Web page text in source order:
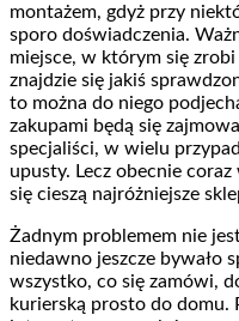
montażem, gdyż przy
sporo doświadczenia.
miejsce, w którym się
znajdzie się jakiś
to można do niego
zakupami będą się
specjaliści, w wielu
upusty. Lecz obecnie
się cieszą najróżniejsze
Żadnym problemem nie
niedawno jeszcze bywało
wszystko, co się zamówi,
kurierską prosto do domu.